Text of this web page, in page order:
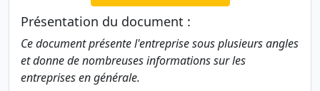
Présentation du document :
Ce document présente l'entreprise sous plusieurs angles
et donne de nombreuses informations sur les
entreprises en générale.